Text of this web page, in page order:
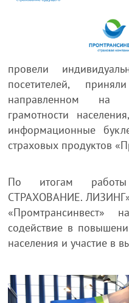
провели
посетителей,
направленном на
грамотности
информационные
страховых продуктов
По итогам
СТРАХОВАНИЕ.
«Промтрансинвест»
содействие в
населения и участие в